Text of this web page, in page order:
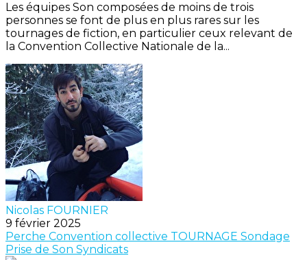
Les équipes Son composées de moins de trois
personnes se font de plus en plus rares sur les
tournages de fiction, en particulier ceux relevant de
la Convention Collective Nationale de la...
Nicolas FOURNIER
9 février 2025
Perche Convention collective TOURNAGE Sondage
Prise de Son Syndicats